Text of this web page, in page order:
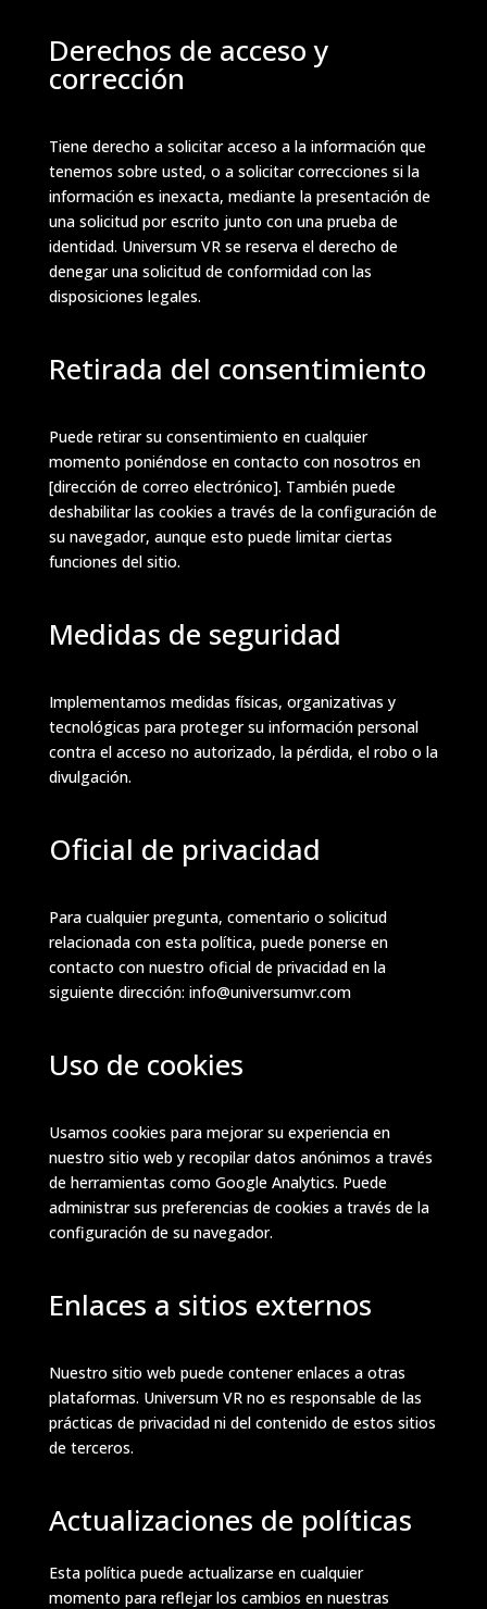
Derechos de acceso y
corrección
Tiene derecho a solicitar acceso a la información que
tenemos sobre usted, o a solicitar correcciones si la
información es inexacta, mediante la presentación de
una solicitud por escrito junto con una prueba de
identidad. Universum VR se reserva el derecho de
denegar una solicitud de conformidad con las
disposiciones legales.
Retirada del consentimiento
Puede retirar su consentimiento en cualquier
momento poniéndose en contacto con nosotros en
[dirección de correo electrónico]. También puede
deshabilitar las cookies a través de la configuración de
su navegador, aunque esto puede limitar ciertas
funciones del sitio.
Medidas de seguridad
Implementamos medidas físicas, organizativas y
tecnológicas para proteger su información personal
contra el acceso no autorizado, la pérdida, el robo o la
divulgación.
Oficial de privacidad
Para cualquier pregunta, comentario o solicitud
relacionada con esta política, puede ponerse en
contacto con nuestro oficial de privacidad en la
siguiente dirección: info@universumvr.com
Uso de cookies
Usamos cookies para mejorar su experiencia en
nuestro sitio web y recopilar datos anónimos a través
de herramientas como Google Analytics. Puede
administrar sus preferencias de cookies a través de la
configuración de su navegador.
Enlaces a sitios externos
Nuestro sitio web puede contener enlaces a otras
plataformas. Universum VR no es responsable de las
prácticas de privacidad ni del contenido de estos sitios
de terceros.
Actualizaciones de políticas
Esta política puede actualizarse en cualquier
momento para reflejar los cambios en nuestras